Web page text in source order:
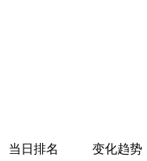
当日排名 变化趋势